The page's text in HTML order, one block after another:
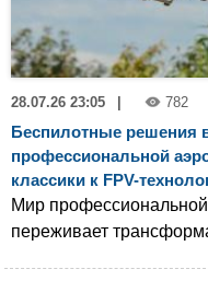
28.07.26 23:05 782
Беспилотные решения
профессиональной
классики к FPV-
Мир
переживает